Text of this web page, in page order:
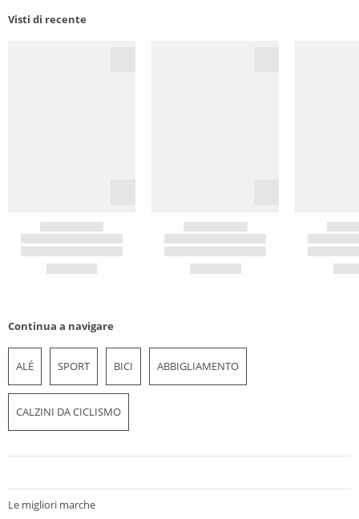
Visti di recente
Continua a navigare
ALÉ SPORT BICI ABBIGLIAMENTO
CALZINI DA CICLISMO
Le migliori marche